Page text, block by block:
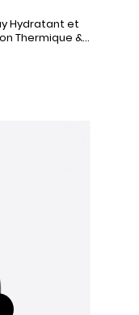
Hydratant et
Thermique &...